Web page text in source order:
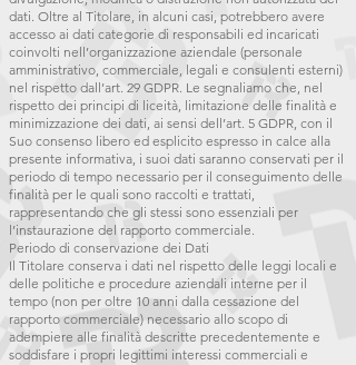
dati. Oltre al Titolare, in alcuni casi, potrebbero avere
accesso ai dati categorie di responsabili ed incaricati
coinvolti nell’organizzazione aziendale (personale
amministrativo, commerciale, legali e consulenti esterni)
nel rispetto dall’art. 29 GDPR. Le segnaliamo che, nel
rispetto dei principi di liceità, limitazione delle finalità e
minimizzazione dei dati, ai sensi dell’art. 5 GDPR, con il
Suo consenso libero ed esplicito espresso in calce alla
presente informativa, i suoi dati saranno conservati per il
periodo di tempo necessario per il conseguimento delle
finalità per le quali sono raccolti e trattati,
rappresentando che gli stessi sono essenziali per
l’instaurazione del rapporto commerciale.
Periodo di conservazione dei Dati
Il Titolare conserva i dati nel rispetto delle leggi locali e
delle politiche e procedure aziendali interne per il
tempo (non per oltre 10 anni dalla cessazione del
rapporto commerciale) necessario allo scopo di
adempiere alle finalità descritte precedentemente e
soddisfare i propri legittimi interessi commerciali e